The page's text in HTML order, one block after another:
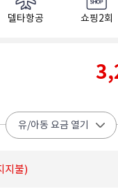
델타항공 쇼핑2회
유/아동 요금 열기
지불)